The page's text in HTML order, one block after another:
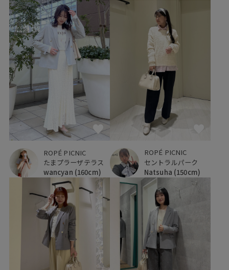
ROPÉ PICNIC
たまプラーザテラス
wancyan (160cm)
ROPÉ PICNIC
セントラルパーク
Natsuha (150cm)